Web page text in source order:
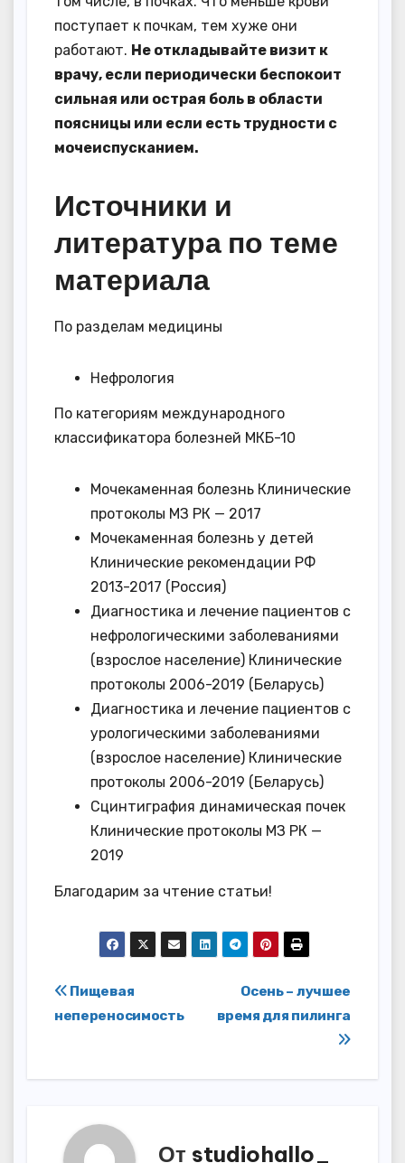
поступает к почкам, тем хуже они
работают. Не откладывайте визит к
врачу, если периодически беспокоит
сильная или острая боль в области
поясницы или если есть трудности с
мочеиспусканием.
Источники и
литература по теме
материала
По разделам медицины
Нефрология
По категориям международного
классификатора болезней МКБ-10
Мочекаменная болезнь Клинические
протоколы МЗ РК — 2017
Мочекаменная болезнь у детей
Клинические рекомендации РФ
2013-2017 (Россия)
Диагностика и лечение пациентов с
нефрологическими заболеваниями
(взрослое население) Клинические
протоколы 2006-2019 (Беларусь)
Диагностика и лечение пациентов с
урологическими заболеваниями
(взрослое население) Клинические
протоколы 2006-2019 (Беларусь)
Сцинтиграфия динамическая почек
Клинические протоколы МЗ РК —
2019
Благодарим за чтение статьи!
Навигация
записям
Осень – лучшее
время для пилинга
Пищевая
непереносимость
От studiohallo_